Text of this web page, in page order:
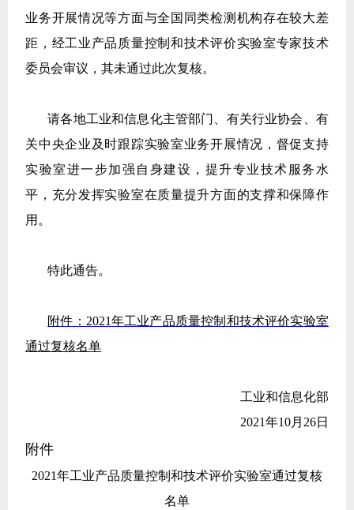
业务开展情况等方面与全国同类检测机构存在较大差
距，经工业产品质量控制和技术评价实验室专家技术
委员会审议，其未通过此次复核。
请各地工业和信息化主管部门、有关行业协会、有
关中央企业及时跟踪实验室业务开展情况，督促支持
实验室进一步加强自身建设，提升专业技术服务水
平，充分发挥实验室在质量提升方面的支撑和保障作
用。
特此通告。
附件：2021年工业产品质量控制和技术评价实验室
通过复核名单
工业和信息化部
2021年10月26日
附件
2021年工业产品质量控制和技术评价实验室通过复核
名单